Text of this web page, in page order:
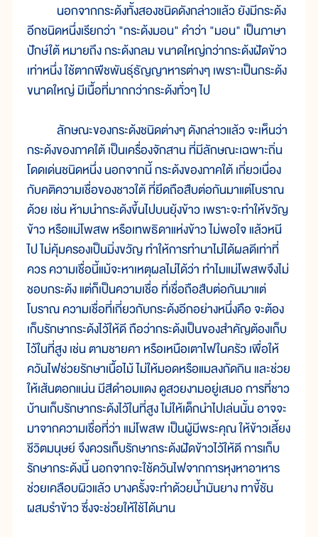
นอกจากกระด้งทั้งสองชนิดดังกล่าวแล้ว ยังมีกระด้ง
อีกชนิดหนึ่งเรียกว่า "กระด้งมอน" คำว่า "มอน" เป็นภาษา
ปักษ์ใต้ หมายถึง กระด้งกลม ขนาดใหญ่กว่ากระด้งฝัดข้าว
เท่าหนึ่ง ใช้ตากพืชพันธุ์ธัญญาหารต่างๆ เพราะเป็นกระด้ง
ขนาดใหญ่ มีเนื้อที่มากกว่ากระด้งทั่วๆ ไป
ลักษณะของกระด้งชนิดต่างๆ ดังกล่าวแล้ว จะเห็นว่า
กระด้งของภาคใต้ เป็นเครื่องจักสาน ที่มีลักษณะเฉพาะถิ่น
โดดเด่นชนิดหนึ่ง นอกจากนี้ กระด้งของภาคใต้ เกี่ยวเนื่อง
กับคติความเชื่อของชาวใต้ ที่ยึดถือสืบต่อกันมาแต่โบราณ
ด้วย เช่น ห้ามนำกระด้งขึ้นไปบนยุ้งข้าว เพราะจะทำให้ขวัญ
ข้าว หรือแม่โพสพ หรือเทพธิดาแห่งข้าว ไม่พอใจ แล้วหนี
ไป ไม่คุ้มครองเป็นมิ่งขวัญ ทำให้การทำนาไม่ได้ผลดีเท่าที่
ควร ความเชื่อนี้แม้จะหาเหตุผลไม่ได้ว่า ทำไมแม่โพสพจึงไม่
ชอบกระด้ง แต่ก็เป็นความเชื่อ ที่เชื่อถือสืบต่อกันมาแต่
โบราณ ความเชื่อที่เกี่ยวกับกระด้งอีกอย่างหนึ่งคือ จะต้อง
เก็บรักษากระด้งไว้ให้ดี ถือว่ากระด้งเป็นของสำคัญต้องเก็บ
ไว้ในที่สูง เช่น ตามชายคา หรือเหนือเตาไฟในครัว เพื่อให้
ควันไฟช่วยรักษาเนื้อไม้ ไม่ให้มอดหรือแมลงกัดกิน และช่วย
ให้เส้นตอกแน่น มีสีดำอมแดง ดูสวยงามอยู่เสมอ การที่ชาว
บ้านเก็บรักษากระด้งไว้ในที่สูง ไม่ให้เด็กนำไปเล่นนั้น อาจจะ
มาจากความเชื่อที่ว่า แม่โพสพ เป็นผู้มีพระคุณ ให้ข้าวเลี้ยง
ชีวิตมนุษย์ จึงควรเก็บรักษากระด้งฝัดข้าวไว้ให้ดี การเก็บ
รักษากระด้งนี้ นอกจากจะใช้ควันไฟจากการหุงหาอาหาร
ช่วยเคลือบผิวแล้ว บางครั้งจะทำด้วยน้ำมันยาง ทาขี้ชัน
ผสมรำข้าว ซึ่งจะช่วยให้ใช้ได้นาน